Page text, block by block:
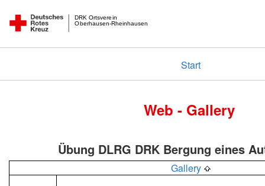
Oberhausen-Rheinhausen
DRK Ortsverein
Start
Web - Gallery
Übung DLRG DRK Bergung eines
Gallery